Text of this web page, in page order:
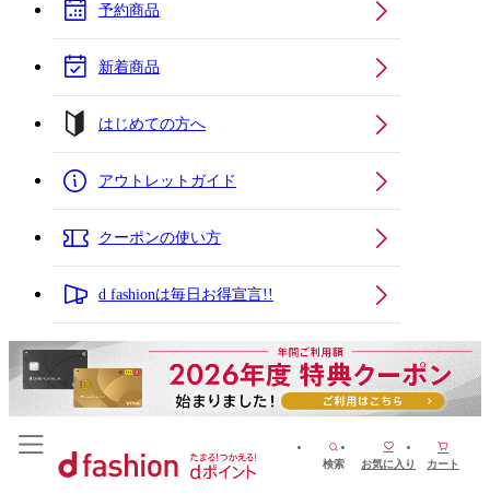
予約商品
新着商品
はじめての方へ
アウトレットガイド
クーポンの使い方
d fashionは毎日お得宣言!!
検索 お気に入り カート